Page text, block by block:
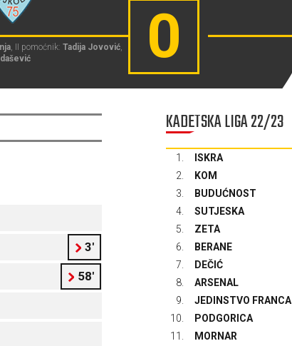
0
, II pomoćnik: Tadija Jovović,
3'
58'
KADETSKA LIGA 22/23
1. ISKRA
2.
KOM
3.
BUDUĆNOST
4.
SUTJESKA
5.
ZETA
6.
BERANE
7.
DEČIĆ
8.
ARSENAL
9.
JEDINSTVO FRANCA
10.
PODGORICA
11.
MORNAR